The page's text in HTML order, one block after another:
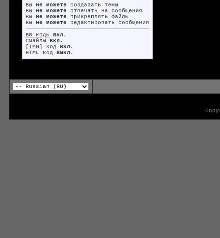
Вы не можете создавать темы
Вы не можете отвечать на сообщения
Вы не можете прикреплять файлы
Вы не можете редактировать сообщения
BB коды
Вкл.
Смайлы
Вкл.
[IMG]
код Вкл.
HTML код Выкл.